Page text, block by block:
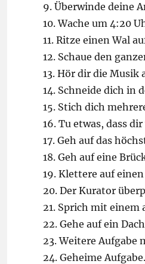
9. Überwinde deine
10. Wache um 4:20
11. Ritze einen Wal
12. Schaue den
13. Hör dir die Musik
14. Schneide dich in
15. Stich dich
16. Tu etwas, dass
17. Geh auf das
18. Geh auf eine
19. Klettere auf
20. Der Kurator
21. Sprich mit einem
22. Gehe auf ein
23. Weitere Aufgabe
24. Geheime Aufgabe.